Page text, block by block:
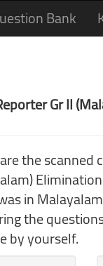
Bank
Gr II
the scanned
in
the
by yourself.